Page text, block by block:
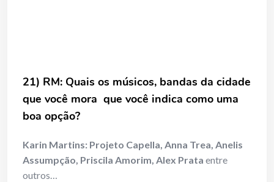
21) RM: Quais os músicos, bandas da cidade
que você mora que você indica como uma
boa opção?
Karin Martins: Projeto Capella, Anna Trea, Anelis
Assumpção, Priscila Amorim, Alex Prata entre
outros…